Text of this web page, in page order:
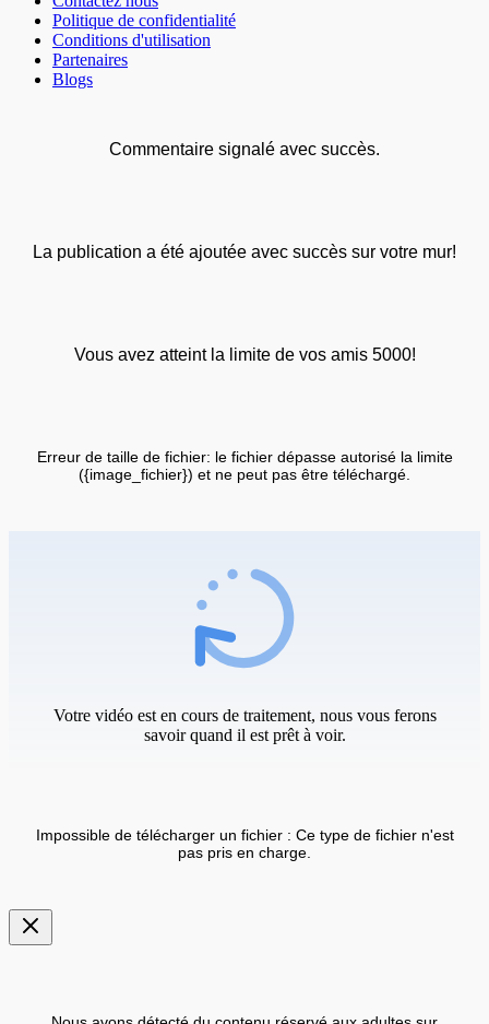
Politique de confidentialité
Conditions d'utilisation
Partenaires
Blogs
Commentaire signalé avec succès.
La publication a été ajoutée avec succès sur votre mur!
Vous avez atteint la limite de vos amis 5000!
Erreur de taille de fichier: le fichier dépasse autorisé la limite
({image_fichier}) et ne peut pas être téléchargé.
Votre vidéo est en cours de traitement, nous vous ferons
savoir quand il est prêt à voir.
Impossible de télécharger un fichier : Ce type de fichier n'est
pas pris en charge.